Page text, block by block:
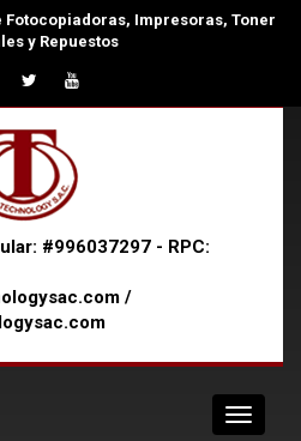
Fotocopiadoras, Impresoras, Toner
y Repuestos
#996037297 - RPC:
/